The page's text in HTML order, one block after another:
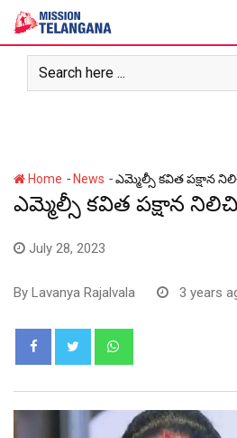
Skip
content
Home - News -ఎమ్మెల్సీ కవిత పక్షాన
ఎమ్మెల్సీ కవిత పక్షాన నిలిచిన
July 28, 2023
By Lavanya Rajalvala 3 years